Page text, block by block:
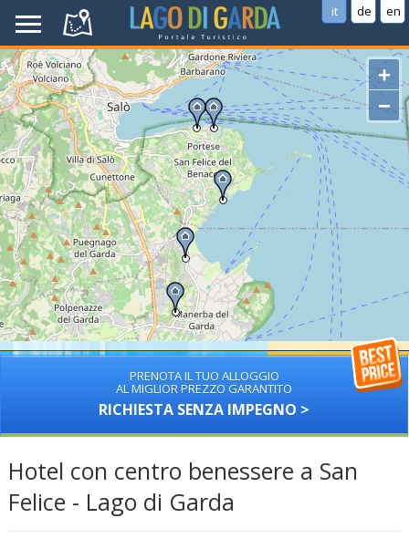
it de en
+
−
PRENOTA IL TUO ALLOGGIO
AL MIGLIOR PREZZO GARANTITO
RICHIESTA SENZA IMPEGNO >
Hotel con centro benessere a San
Felice - Lago di Garda